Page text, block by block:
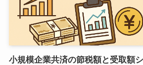
小規模企業共済の節税額と受取額